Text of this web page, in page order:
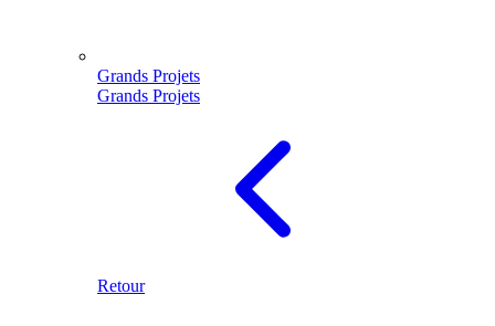
Grands Projets
Grands Projets
Retour